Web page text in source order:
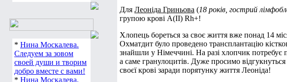
* Нина Москалева.
Следуем за зовом
своей души и творим
добро вместе с вами!
* Нина Москалева.
Для Леоніда Гриньова (18 років, гострий
групою крові А(ІІ) Rh+!
Хлопець бореться за своє життя вже понад 14
Охматдит було проведено трансплантацію
знайшли у Німеччині. На разі хлопчик потребує
а саме гранулоцитів. Дуже просимо
своєї крові заради порятунку життя Леоніда!